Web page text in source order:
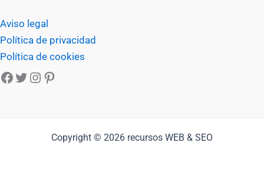
Aviso legal
Política de privacidad
Política de cookies
Facebook
Twitter
Instagram
Pinterest
Copyright © 2026 recursos WEB & SEO